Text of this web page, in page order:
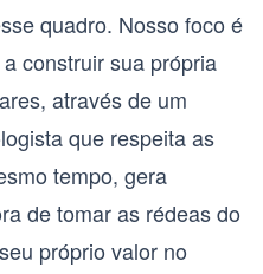
quadro. Nosso foco é
a construir sua própria
através de um
que respeita as
tempo, gera
de tomar as rédeas do
próprio valor no